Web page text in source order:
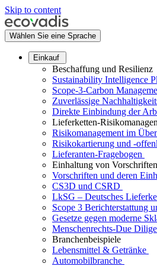
Skip to content
Wählen Sie eine Sprache
Einkauf
Beschaffung und Resilienz
Sustainability Intelligence
Scope-3-Carbon
Zuverlässige
Direkte Einbindung der
Lieferketten-
Risikomanagement im
Risikokartierung und -
Lieferanten-Fragebogen
Einhaltung von Vorschriften
Vorschriften und deren
CS3D und CSRD
LkSG – Deutsches
Scope 3 Berichterstattung
Gesetze gegen moderne
Menschenrechts-Due
Branchenbeispiele
Lebensmittel & Getränke
Automobilbranche